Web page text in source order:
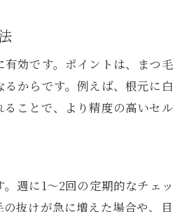
つ毛ダニの存在に気づくための
つ毛ダニ早期発見で健康な目
まつ毛を守るまつ毛ダニ予防
康なまつ毛を保つまつ毛ダニ
つ毛ダニ予防に役立つ最新の
効です。ポイントは、まつ
からです。例えば、根元に
ことで、より精度の高いセル
週に1～2回の定期的なチェ
抜けが急に増えた場合や、